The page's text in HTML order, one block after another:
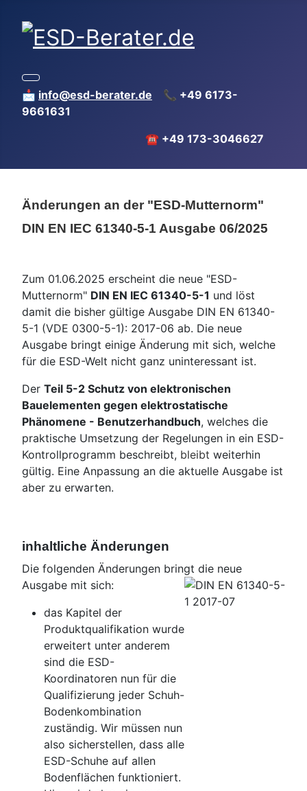
📩 info@esd-berater.de 📞 +49 6173-
9661631
☎️ +49 173-3046627
Änderungen an der "ESD-Mutternorm"
DIN EN IEC 61340-5-1 Ausgabe 06/2025
Zum 01.06.2025 erscheint die neue "ESD-
Mutternorm" DIN EN IEC 61340-5-1 und löst
damit die bisher gültige Ausgabe DIN EN 61340-
5-1 (VDE 0300-5-1): 2017-06 ab. Die neue
Ausgabe bringt einige Änderung mit sich, welche
für die ESD-Welt nicht ganz uninteressant ist.
Der Teil 5-2 Schutz von elektronischen
Bauelementen gegen elektrostatische
Phänomene - Benutzerhandbuch, welches die
praktische Umsetzung der Regelungen in ein ESD-
Kontrollprogramm beschreibt, bleibt weiterhin
gültig. Eine Anpassung an die aktuelle Ausgabe ist
aber zu erwarten.
inhaltliche Änderungen
Die folgenden Änderungen bringt die neue
Ausgabe mit sich:
das Kapitel der
Produktqualifikation wurde
erweitert unter anderem
sind die ESD-
Koordinatoren nun für die
Qualifizierung jeder Schuh-
Bodenkombination
zuständig. Wir müssen nun
also sicherstellen, dass alle
ESD-Schuhe auf allen
Bodenflächen funktioniert.